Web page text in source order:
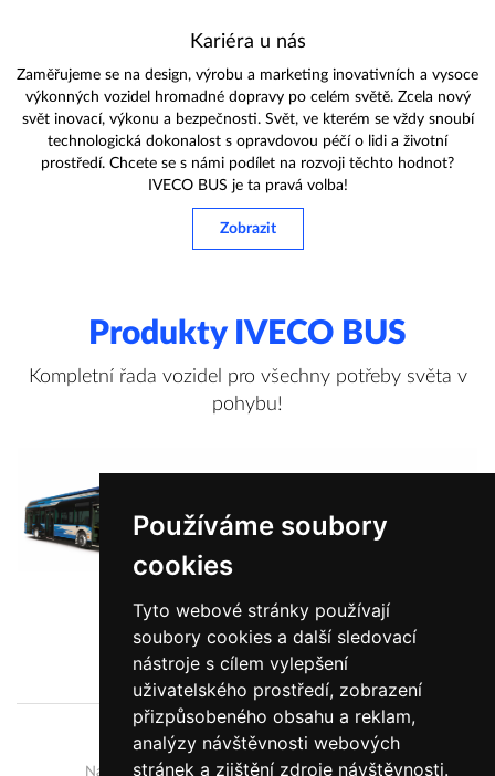
Používáme soubory
cookies
Tyto webové stránky používají
soubory cookies a další sledovací
nástroje s cílem vylepšení
uživatelského prostředí, zobrazení
přizpůsobeného obsahu a reklam,
analýzy návštěvnosti webových
stránek a zjištění zdroje návštěvnosti.
Kariéra u nás
Zaměřujeme se na design, výrobu a marketing inovativních a vysoce
výkonných vozidel hromadné dopravy po celém světě. Zcela nový
svět inovací, výkonu a bezpečnosti. Svět, ve kterém se vždy snoubí
technologická dokonalost s opravdovou péčí o lidi a životní
prostředí. Chcete se s námi podílet na rozvoji těchto hodnot?
IVECO BUS je ta pravá volba!
Zobrazit
Produkty IVECO BUS
Kompletní řada vozidel pro všechny potřeby světa v
pohybu!
Zobrazit více informací
O nás Novinky
Naše autobusy Vývoj a výroba